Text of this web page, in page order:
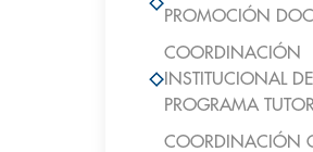
PROMOCIÓN
COORDINACIÓN
INSTITUCIONAL
PROGRAMA
COORDINACIÓN